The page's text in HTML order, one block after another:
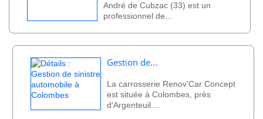
André de Cubzac (33) est un
professionnel de...
Gestion de...
La carrosserie Renov'Car Concept
est située à Colombes, près
d'Argenteuil....